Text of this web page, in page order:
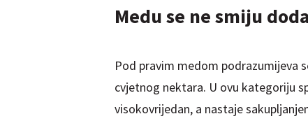
Medu se ne smiju
Pod pravim medom podrazumijeva
cvjetnog nektara. U ovu kategoriju
visokovrijedan, a nastaje